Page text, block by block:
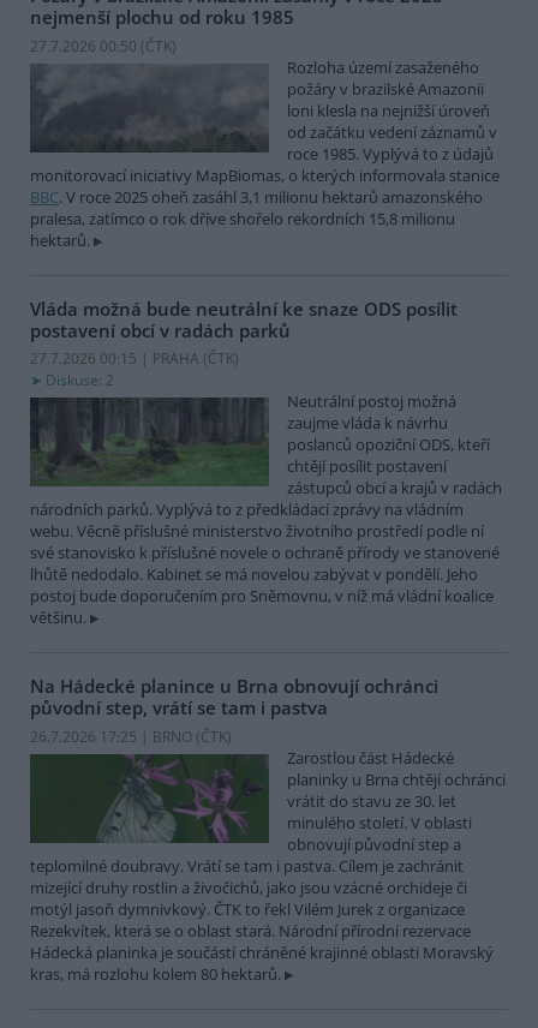
nejmenší plochu od roku 1985
27.7.2026 00:50 (ČTK)
Rozloha území zasaženého
požáry v brazilské Amazonii
loni klesla na nejnižší úroveň
od začátku vedení záznamů v
roce 1985. Vyplývá to z údajů
monitorovací iniciativy MapBiomas, o kterých informovala stanice
BBC. V roce 2025 oheň zasáhl 3,1 milionu hektarů amazonského
pralesa, zatímco o rok dříve shořelo rekordních 15,8 milionu
hektarů.
Vláda možná bude neutrální ke snaze ODS posílit
postavení obcí v radách parků
27.7.2026 00:15 | PRAHA (ČTK)
Diskuse: 2
Neutrální postoj možná
zaujme vláda k návrhu
poslanců opoziční ODS, kteří
chtějí posílit postavení
zástupců obcí a krajů v radách
národních parků. Vyplývá to z předkládací zprávy na vládním
webu. Věcně příslušné ministerstvo životního prostředí podle ní
své stanovisko k příslušné novele o ochraně přírody ve stanovené
lhůtě nedodalo. Kabinet se má novelou zabývat v pondělí. Jeho
postoj bude doporučením pro Sněmovnu, v níž má vládní koalice
většinu.
Na Hádecké planince u Brna obnovují ochránci
původní step, vrátí se tam i pastva
26.7.2026 17:25 | BRNO (ČTK)
Zarostlou část Hádecké
planinky u Brna chtějí ochránci
vrátit do stavu ze 30. let
minulého století. V oblasti
obnovují původní step a
teplomilné doubravy. Vrátí se tam i pastva. Cílem je zachránit
mizející druhy rostlin a živočichů, jako jsou vzácné orchideje či
motýl jasoň dymnivkový. ČTK to řekl Vilém Jurek z organizace
Rezekvítek, která se o oblast stará. Národní přírodní rezervace
Hádecká planinka je součástí chráněné krajinné oblasti Moravský
kras, má rozlohu kolem 80 hektarů.